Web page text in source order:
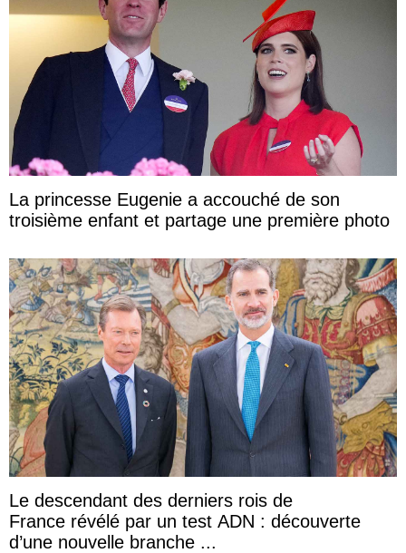
La princesse Eugenie a accouché de son
troisième enfant et partage une première photo
Le descendant des derniers rois de
France révélé par un test ADN : découverte
d’une nouvelle branche ...